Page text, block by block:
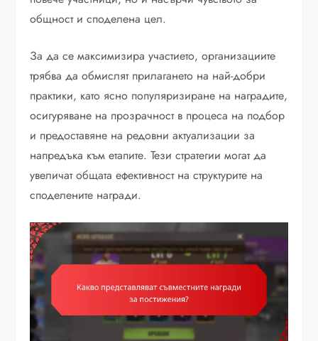
общност и споделена цел.
За да се максимизира участието, организациите
трябва да обмислят прилагането на най-добри
практики, като ясно популяризиране на наградите,
осигуряване на прозрачност в процеса на подбор
и предоставяне на редовни актуализации за
напредъка към етапите. Тези стратегии могат да
увеличат общата ефективност на структурите на
споделените награди.